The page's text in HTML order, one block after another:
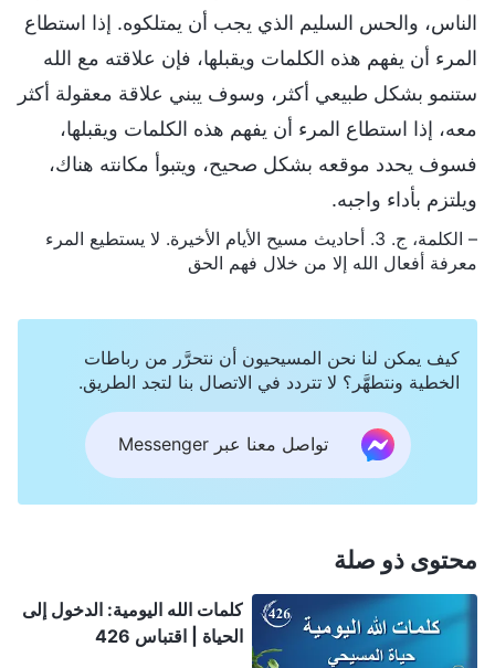
الناس، والحس السليم الذي يجب أن يمتلكوه. إذا استطاع
المرء أن يفهم هذه الكلمات ويقبلها، فإن علاقته مع الله
ستنمو بشكل طبيعي أكثر، وسوف يبني علاقة معقولة أكثر
معه، إذا استطاع المرء أن يفهم هذه الكلمات ويقبلها،
فسوف يحدد موقعه بشكل صحيح، ويتبوأ مكانته هناك،
ويلتزم بأداء واجبه.
– الكلمة، ج. 3. أحاديث مسيح الأيام الأخيرة. لا يستطيع المرء
معرفة أفعال الله إلا من خلال فهم الحق
كيف يمكن لنا نحن المسيحيون أن نتحرَّر من رباطات
الخطية ونتطهَّر؟ لا تتردد في الاتصال بنا لتجد الطريق.
تواصل معنا عبر Messenger
محتوى ذو صلة
كلمات الله اليومية: الدخول إلى
الحياة | اقتباس 426